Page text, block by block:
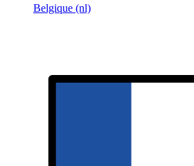
Belgique (nl)